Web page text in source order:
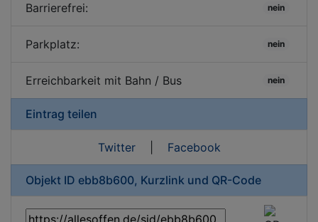
Barrierefrei: nein
Parkplatz: nein
Erreichbarkeit mit Bahn / Bus nein
Eintrag teilen
Twitter| Facebook
Objekt ID ebb8b600, Kurzlink und QR-Code